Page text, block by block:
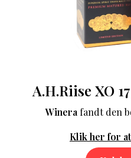
A.H.Riise XO
Winera fandt den
Klik her for